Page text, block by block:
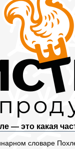
— это какая
словаре